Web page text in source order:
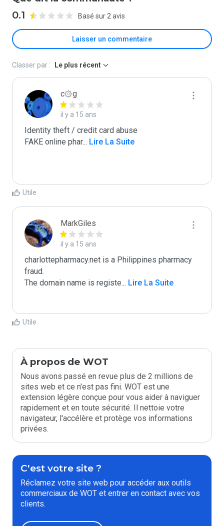
0.1 Basé sur 2 avis
Laisser un commentaire
Classer par : Le plus récent
c۞g
il y a 15 ans
Identity theft / credit card abuse
FAKE online phar... Lire La Suite
Utile
MarkGiles
il y a 15 ans
charlottepharmacy.net is a Philippines pharmacy
fraud.
The domain name is registe... Lire La Suite
Utile
À propos de WOT
Nous avons passé en revue plus de 2 millions de
sites web et ce n'est pas fini. WOT est une
extension légère conçue pour vous aider à naviguer
rapidement et en toute sécurité. Il nettoie votre
navigateur, l'accélère et protège vos informations
privées.
C'est votre site ?
Réclamez votre site web pour accéder aux outils
commerciaux de WOT et entrer en contact avec vos
clients.